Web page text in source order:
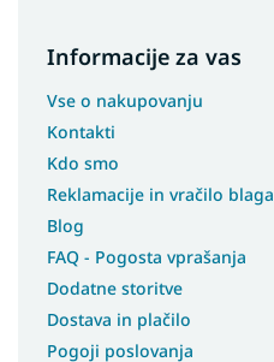
Informacije za vas
Vse o nakupovanju
Kontakti
Kdo smo
Reklamacije in vračilo blaga
Blog
FAQ - Pogosta vprašanja
Dodatne storitve
Dostava in plačilo
Pogoji poslovanja